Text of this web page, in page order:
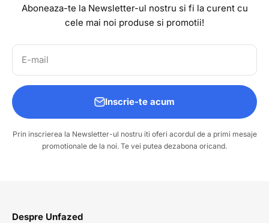
Aboneaza-te la Newsletter-ul nostru si fi la curent cu
cele mai noi produse si promotii!
E-mail
Inscrie-te acum
Prin inscrierea la Newsletter-ul nostru iti oferi acordul de a primi mesaje
promotionale de la noi. Te vei putea dezabona oricand.
Despre Unfazed